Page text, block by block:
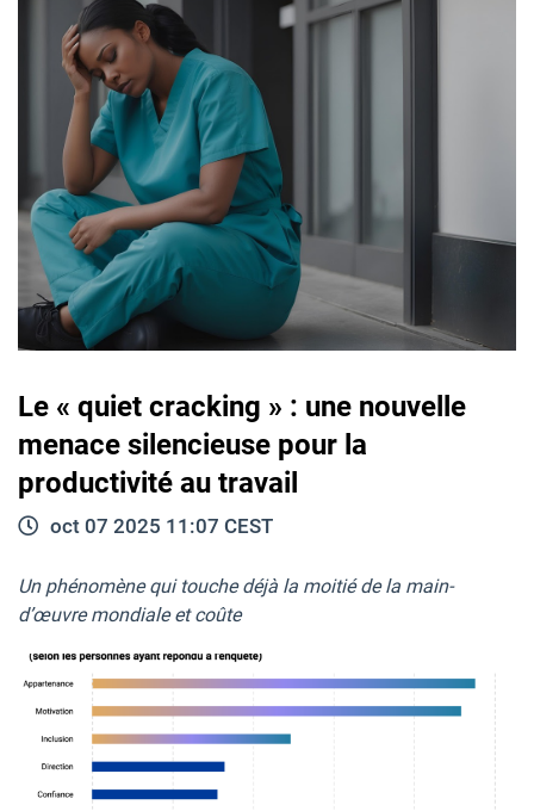
Le « quiet cracking » : une nouvelle
menace silencieuse pour la
productivité au travail
oct 07 2025 11:07 CEST
Un phénomène qui touche déjà la moitié de la main-
d’œuvre mondiale et coûte